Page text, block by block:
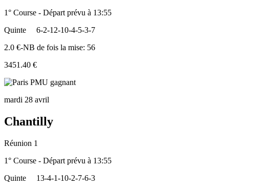
1° Course - Départ prévu à 13:55
Quinte
6-2-12-10-4-5-3-7
2.0 €-NB de fois la mise: 56
3451.40 €
mardi 28 avril
Chantilly
Réunion 1
1° Course - Départ prévu à 13:55
Quinte
13-4-1-10-2-7-6-3